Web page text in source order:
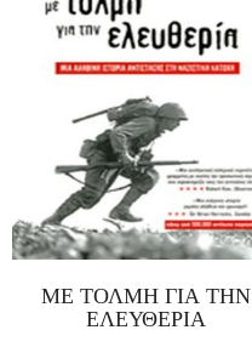
ΜΕ ΤΟΛΜΗ ΓΙΑ ΤΗΝ
ΕΛΕΥΘΕΡΙΑ